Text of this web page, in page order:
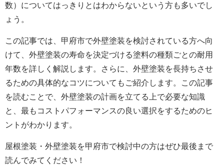
数）についてはっきりとはわからないという方も多いでし
ょう。
この記事では、甲府市で外壁塗装を検討されている方へ向
けて、外壁塗装の寿命を決定づける塗料の種類ごとの耐用
年数を詳しく解説します。さらに、外壁塗装を長持ちさせ
るための具体的なコツについてもご紹介します。この記事
を読むことで、外壁塗装の計画を立てる上で必要な知識
と、最もコストパフォーマンスの良い選択をするためのヒ
ントがわかります。
屋根塗装・外壁塗装を甲府市で検討中の方はぜひ最後まで
読んでみてください！